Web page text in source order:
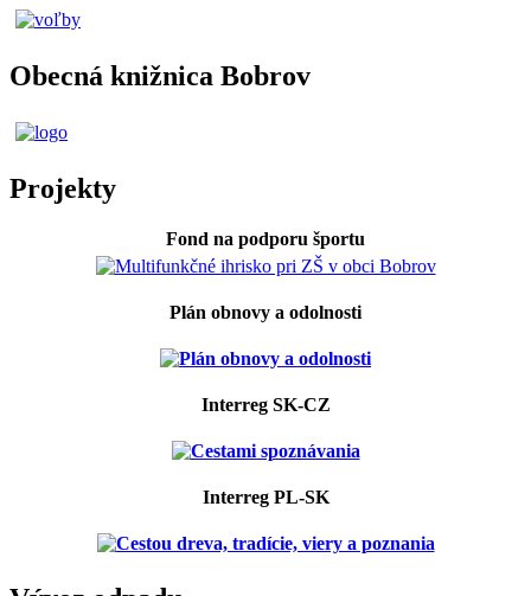
Obecná knižnica Bobrov
Projekty
Fond na podporu športu
Plán obnovy a odolnosti
Interreg SK-CZ
Interreg PL-SK